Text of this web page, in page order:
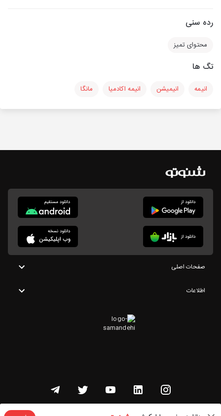
رده سنی
محتوای تمیز
تگ ها
انیمه انیمیشن انیمه اکادمیا مانگا
صفحات اصلی
اطلاعات
تمامی حقوق این وبسایت متعلق به شنوتو است